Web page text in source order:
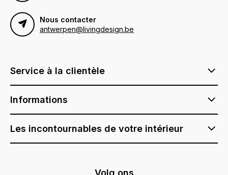
Nous contacter
antwerpen@livingdesign.be
Service à la clientèle
Informations
Les incontournables de votre intérieur